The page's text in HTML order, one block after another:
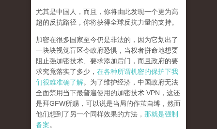
尤其是中国人，而且，你将由此发现一个更为高
超的反抗路径，你将获得全球反抗力量的支持。
加密在很多国家至今仍是非法的，因为它划出了
一块块视觉盲区令政府恐惧，当权者拼命地想要
阻止强加密技术、要求添加后门，而且政府的要
求究竟落实了多少， 在各种所谓机密的保护下我
们很难准确了解。为了维护经济，中国政府无法
全面禁用当下最普遍使用的加密技术 VPN，这还
是拜GFW所赐，可以说是当局的作茧自缚，然而
他们想到了另一个同样效果的方法， 那就是强制
备案。